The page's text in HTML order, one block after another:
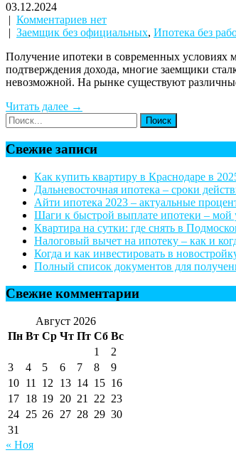
03.12.2024
| Комментариев нет
| Заемщик без официальных, Ипотека без
Получение ипотеки в современных условиях
подтверждения дохода, многие заемщики
невозможной. На рынке существуют
Читать далее →
Свежие записи
Как купить квартиру в Краснодаре в
Дальневосточная ипотека – сроки
Айти ипотека 2023 – актуальные
Шаги к быстрой выплате ипотеки –
Квартира на сутки: где снять в
Налоговый вычет на ипотеку – как и
Когда и как инвестировать в
Полный список документов для
Свежие комментарии
Август 2026
Пн Вт Ср Чт Пт Сб Вс
1
2
3
4 5 6 7 8
9
10 11 12 13 14 15 16
17 18 19 20 21 22 23
24 25 26 27 28 29 30
31
« Ноя